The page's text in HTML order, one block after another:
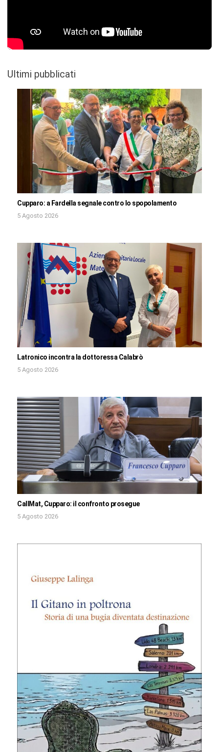
Ultimi pubblicati
Cupparo: a Fardella segnale contro lo spopolamento
5 Agosto 2026
Latronico incontra la dottoressa Calabrò
5 Agosto 2026
CallMat, Cupparo: il confronto prosegue
5 Agosto 2026